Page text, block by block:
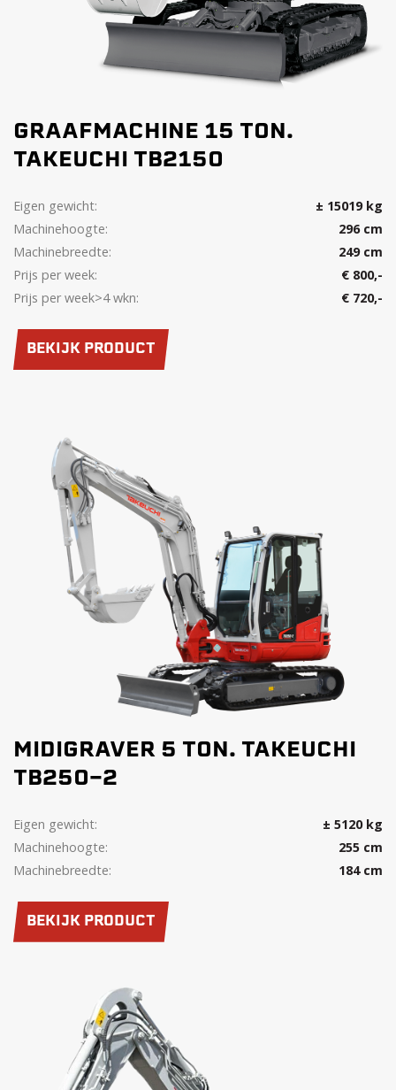
GRAAFMACHINE 15 TON.
TAKEUCHI TB2150
Eigen gewicht:
± 15019 kg
Machinehoogte:
296 cm
Machinebreedte:
249 cm
Prijs per week:
€ 800,-
Prijs per week>4 wkn:
€ 720,-
BEKIJK PRODUCT
MIDIGRAVER 5 TON. TAKEUCHI
TB250-2
Eigen gewicht:
± 5120 kg
Machinehoogte:
255 cm
Machinebreedte:
184 cm
BEKIJK PRODUCT